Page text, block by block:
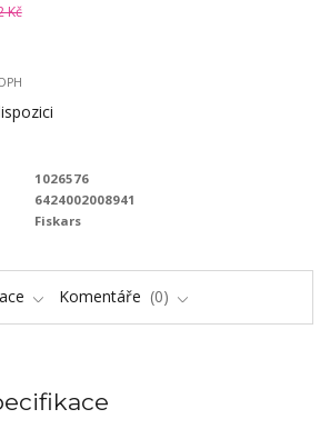
Kč
1026576
6424002008941
Fiskars
Komentáře 0